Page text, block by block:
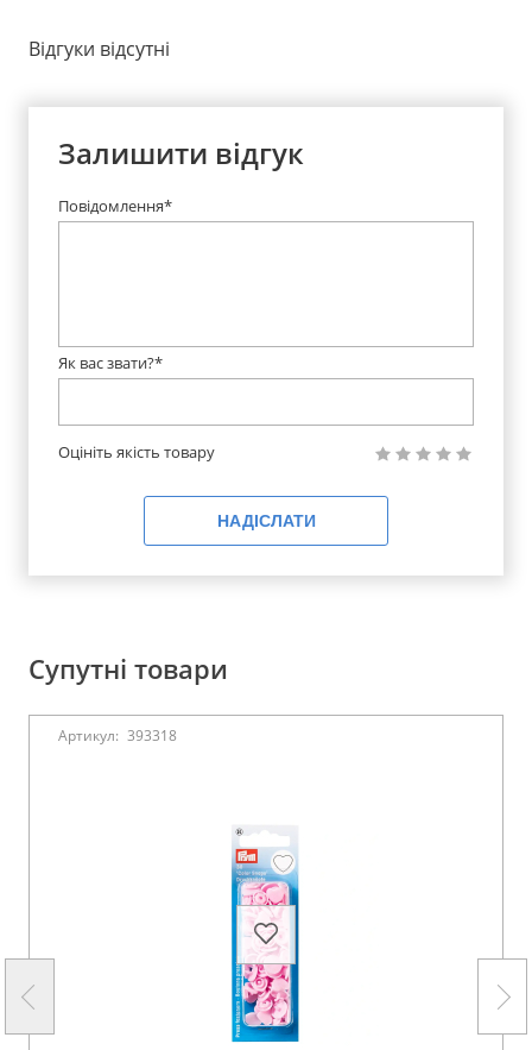
Відгуки відсутні
Залишити відгук
Повідомлення*
Як вас звати?*
Оцініть якість товару
НАДІСЛАТИ
Супутні товари
Артикул: 393318